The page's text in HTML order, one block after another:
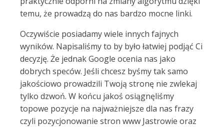
temu, że prowadzą do nas bardzo mocne linki.
Oczywiście posiadamy wiele innych fajnych
wyników. Napisaliśmy to by było łatwiej podjąć Ci
decyzję. Że jednak Google ocenia nas jako
dobrych speców. Jeśli chcesz byśmy tak samo
jakościowo prowadzili Twoją stronę nie zwlekaj
tylko dzwoń. W końcu jakoś osiągnęliśmy
topowe pozycje na najważniejsze dla nas frazy
czyli pozycjonowanie stron www Jastrowie oraz